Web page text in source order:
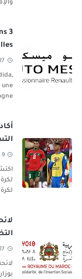
3
27
une
...
9 مايو, 2026
27